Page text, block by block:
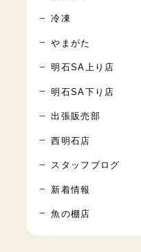
冷凍
やまがた
明石SA上り店
明石SA下り店
出張販売部
西明石店
スタッフブログ
新着情報
魚の棚店